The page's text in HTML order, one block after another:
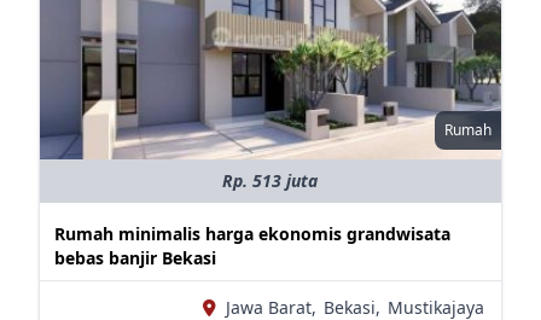
Rumah
Rp. 513 juta
Rumah minimalis harga ekonomis grandwisata
bebas banjir Bekasi
Jawa Barat, Bekasi, Mustikajaya